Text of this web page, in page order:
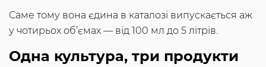
Саме тому вона єдина в каталозі випускається аж
у чотирьох об’ємах — від 100 мл до 5 літрів.
Одна культура, три продукти